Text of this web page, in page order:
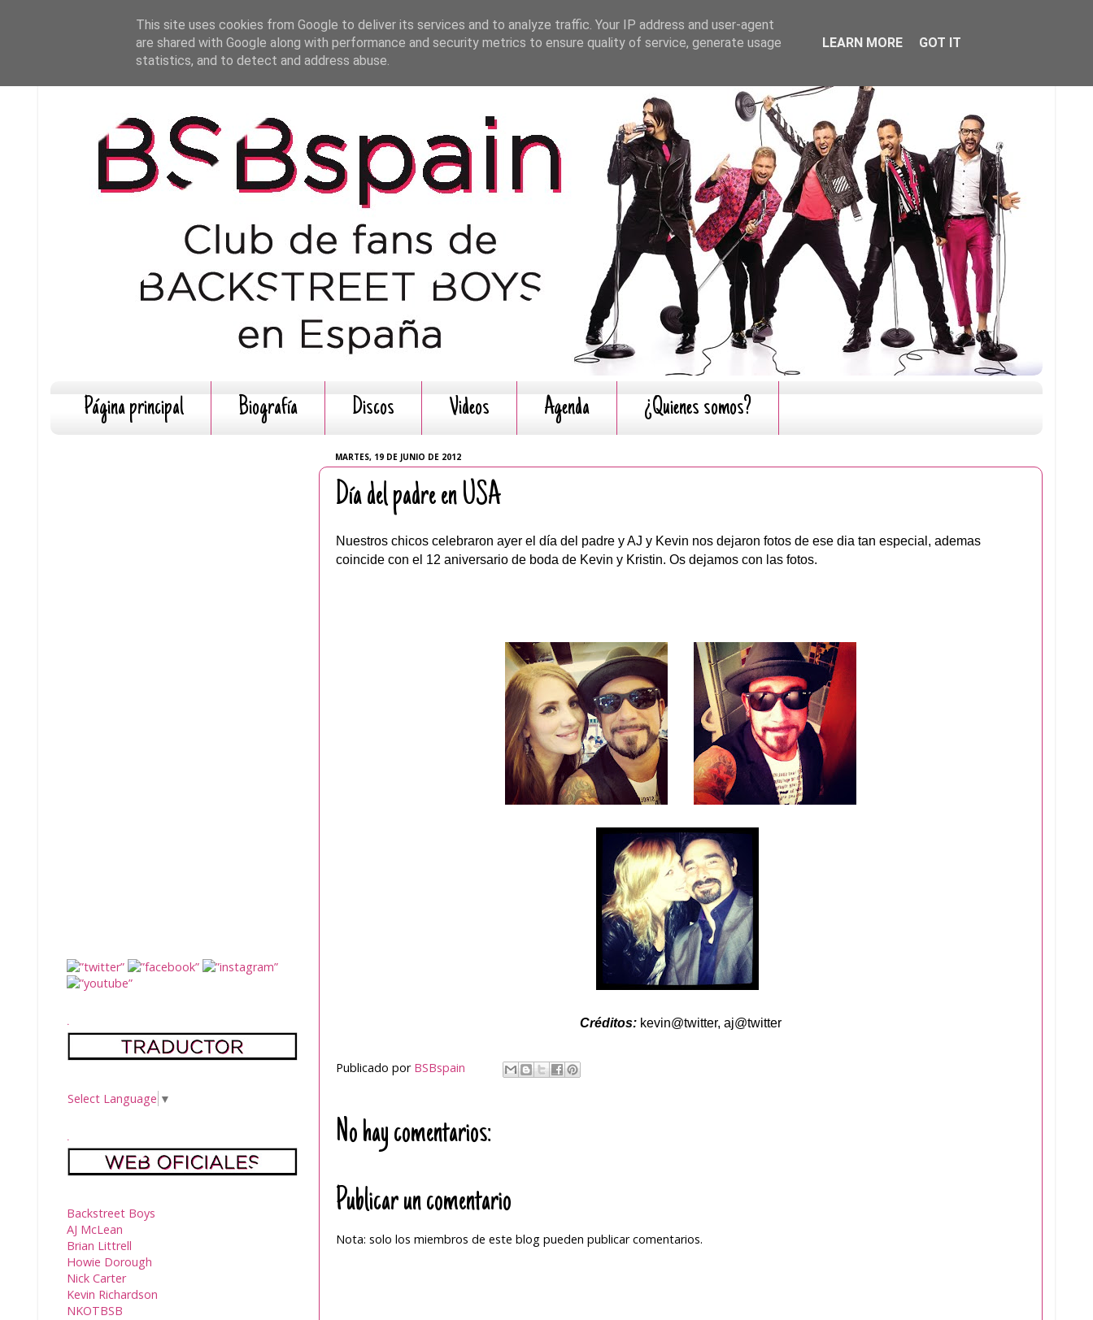
Página principal Biografía Discos Videos Agenda ¿Quienes somos?
MARTES, 19 DE JUNIO DE 2012
Día del padre en USA
Nuestros chicos celebraron ayer el día del padre y AJ y Kevin nos dejaron fotos de ese dia tan especial, ademas
coincide con el 12 aniversario de boda de Kevin y Kristin. Os dejamos con las fotos.
Créditos: kevin@twitter, aj@twitter
Publicado por BSBspain
No hay comentarios:
Publicar un comentario
Nota: solo los miembros de este blog pueden publicar comentarios.
.
Select Language ▼
.
Backstreet Boys
AJ McLean
Brian Littrell
Howie Dorough
Nick Carter
Kevin Richardson
NKOTBSB
This site uses cookies from Google to deliver its services and to analyze traffic. Your IP address and user-agent
are shared with Google along with performance and security metrics to ensure quality of service, generate usage
statistics, and to detect and address abuse.
LEARN MORE GOT IT